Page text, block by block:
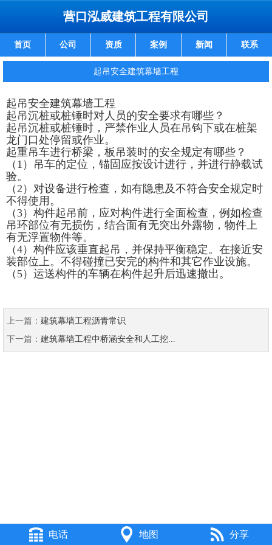
营口泓威建筑工程有限公司
首页 公司 资质 案例 新闻 联系
起吊安全建筑幕墙工程
起吊安全建筑幕墙工程
起吊沉桩或桩锤时对人员的安全要求有哪些？
起吊沉桩或桩锤时，严禁作业人员在吊钩下或在桩架
龙门口处停留或作业。
起重吊车进行桥梁，板吊装时的安全规定有哪些？
（1）吊车的定位，锚固应按设计进行，并进行静载试
验。
（2）对设备进行检查，如有隐患及不符合安全规定时
不得使用。
（3）构件起吊前，应对构件进行全面检查，例如检查
吊环部位有无损伤，结合面有无突出外露物，物件上
有无浮置物件等。
（4）构件应该垂直起吊，并保持平衡稳定。在接近安
装部位上。不得碰撞已安完的构件和其它作业设施。
（5）运送构件的车辆在构件起升后迅速撤出。
上一篇： 建筑幕墙工程沥青常识
下一篇： 建筑幕墙工程中桥涵安全和人工挖...
电话 地图 分享